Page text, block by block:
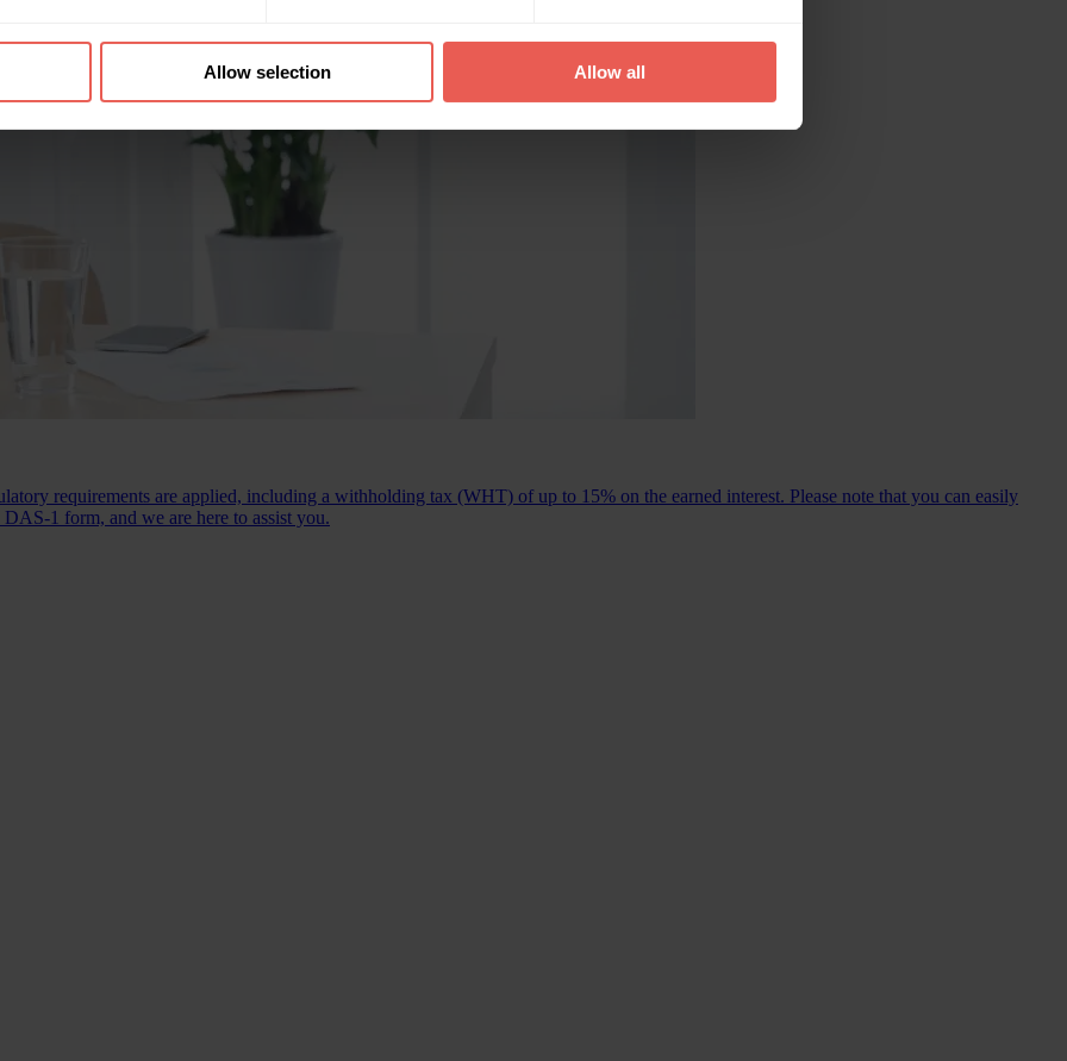
Allow selection Allow all
requirements are applied, including a withholding tax (WHT) of up to 15% on the earned interest. Please note that you can easily
1 form, and we are here to assist you.